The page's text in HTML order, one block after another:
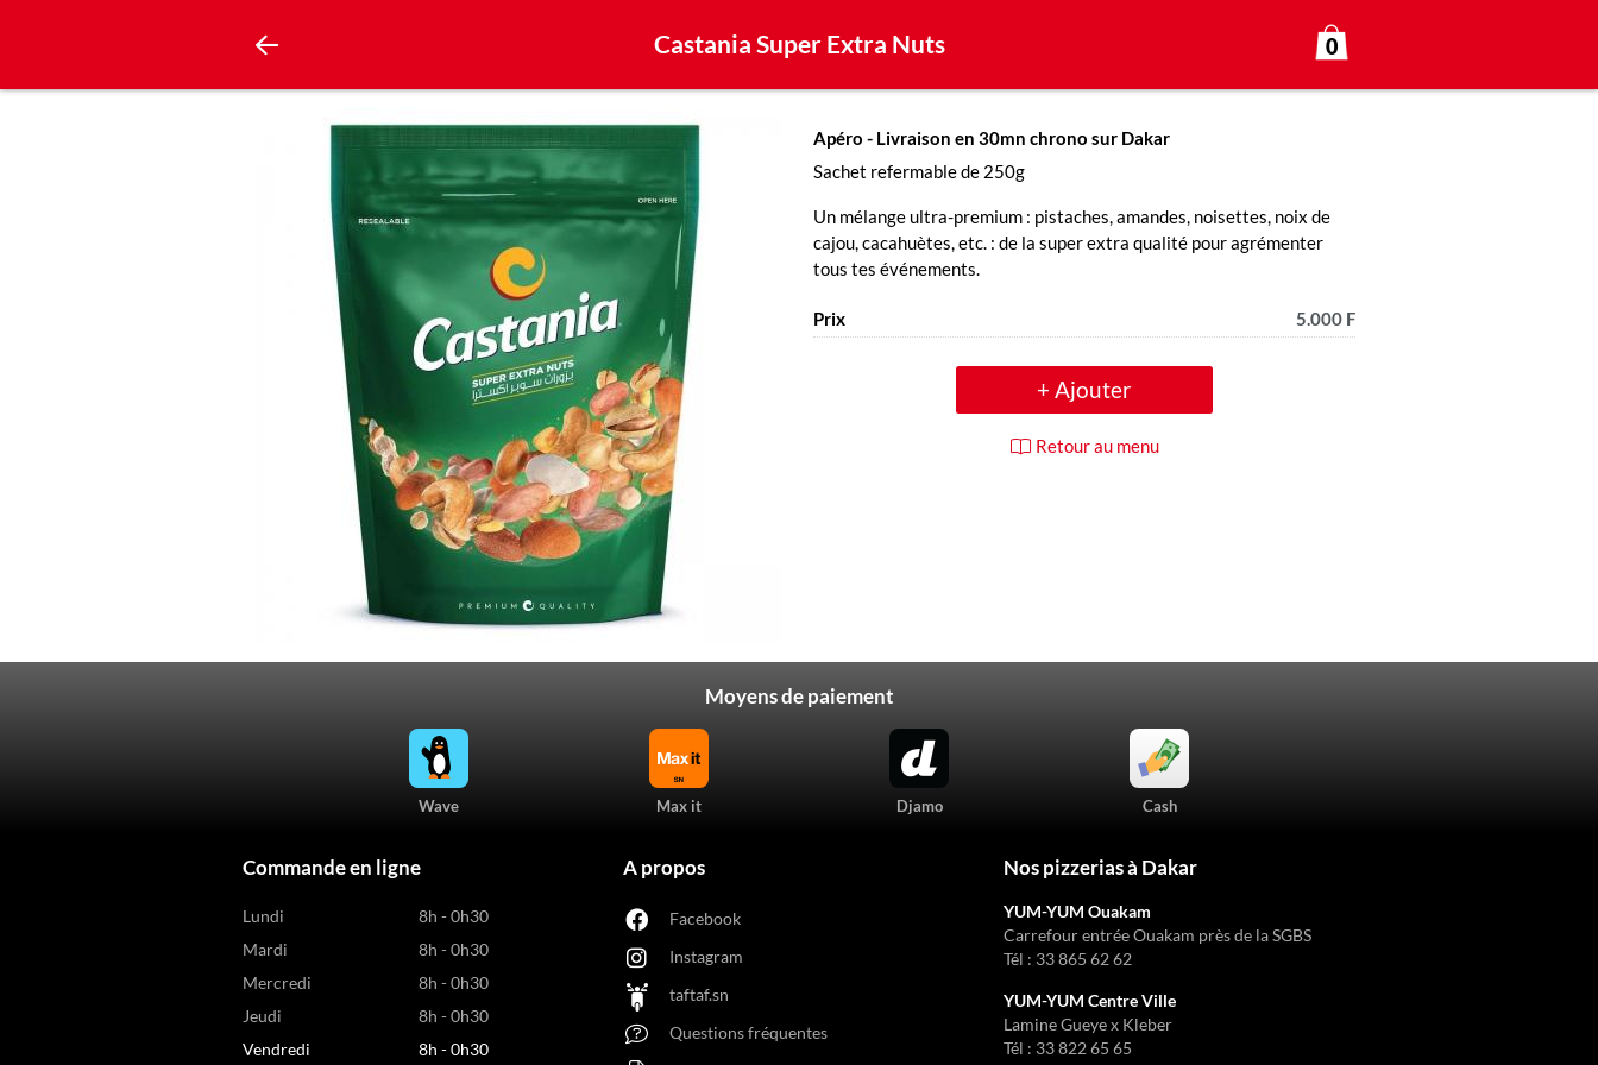
Castania Super Extra Nuts 0
Apéro - Livraison en 30mn chrono sur Dakar
Sachet refermable de 250g
Un mélange ultra-premium : pistaches, amandes, noisettes, noix de
cajou, cacahuètes, etc. : de la super extra qualité pour agrémenter
tous tes événements.
Prix 5.000 F
+ Ajouter
Retour au menu
Moyens de paiement
Wave Max it Djamo Cash
Commande en ligne
Lundi
8h - 0h30
Mardi
8h - 0h30
Mercredi
8h - 0h30
Jeudi
8h - 0h30
Vendredi
8h - 0h30
A propos
Facebook
Instagram
taftaf.sn
Questions fréquentes
Nos pizzerias à Dakar
YUM-YUM Ouakam
Carrefour entrée Ouakam près de la SGBS
Tél : 33 865 62 62
YUM-YUM Centre Ville
Lamine Gueye x Kleber
Tél : 33 822 65 65